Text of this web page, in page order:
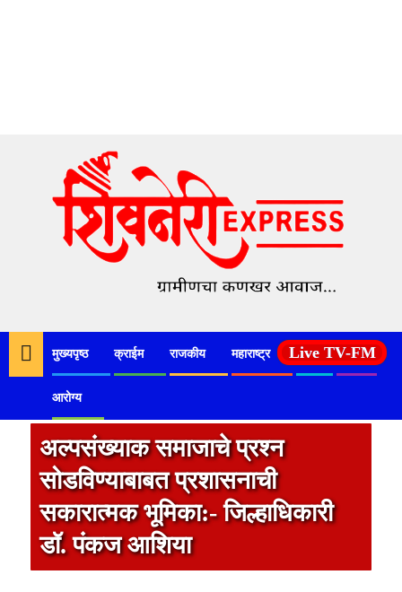
content
मुख्यपृष्ठ क्राईम राजकीय महाराष्ट्र देश कृषी
आरोग्य
Live TV-FM
अल्पसंख्याक समाजाचे प्रश्न
सोडविण्याबाबत प्रशासनाची
सकारात्मक भूमिका:- जिल्हाधिकारी
डॉ. पंकज आशिया